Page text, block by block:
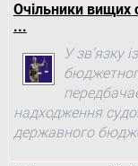
Очільники вищих
...
У зв’язку
надходження
державного